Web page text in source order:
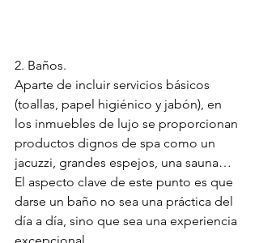
2. Baños.
Aparte de incluir servicios básicos
(toallas, papel higiénico y jabón), en
los inmuebles de lujo se proporcionan
productos dignos de spa como un
jacuzzi, grandes espejos, una sauna…
El aspecto clave de este punto es que
darse un baño no sea una práctica del
día a día, sino que sea una experiencia